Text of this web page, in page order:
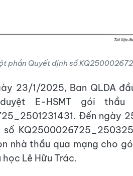
phần Quyết định số
23/1/2025, Ban QLDA
E-HSMT gói
Đến ngày
số
nhà thầu qua mạng cho
Lê Hữu Trác.